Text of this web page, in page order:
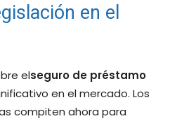
en el
elseguro de préstamo
en el mercado. Los
compiten ahora para